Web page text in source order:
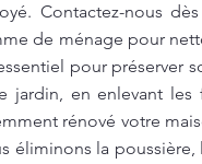
Contactez-nous
de ménage pour
pour préserver
jardin, en enlevant les
rénové votre
éliminons la